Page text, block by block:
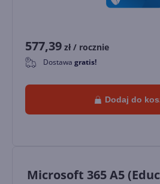
577,39 zł / rocznie
0 Dostawa gratis!
Dodaj do
Microsoft 365 A5